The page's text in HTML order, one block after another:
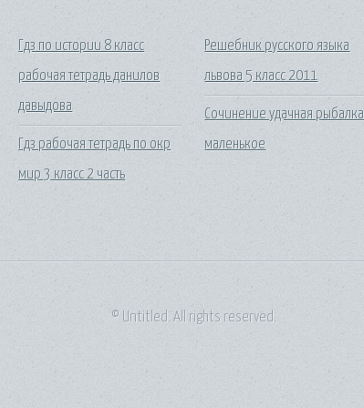
Гдз по истории 8 класс
рабочая тетрадь данилов
давыдова
Гдз рабочая тетрадь по окр
мир 3 класс 2 часть
Решебник русского языка
львова 5 класс 2011
Сочинение удачная рыбалка
маленькое
© Untitled. All rights reserved.